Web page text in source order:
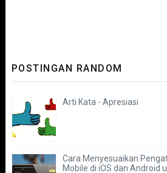
POSTINGAN RANDOM
Arti Kata - Apresiasi
Cara Menyesuaikan
Mobile di iOS dan Android